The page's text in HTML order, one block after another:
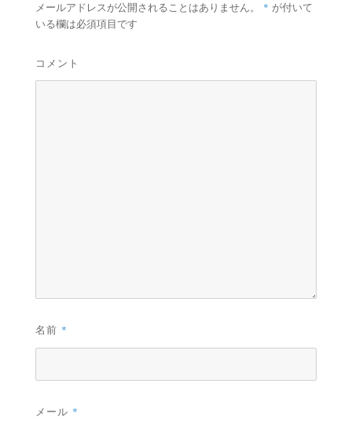
メールアドレスが公開されることはありません。 * が付いて
いる欄は必須項目です
コメント
名前 *
メール *